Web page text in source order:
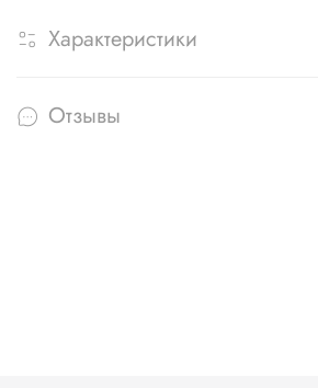
Характеристики
Отзывы